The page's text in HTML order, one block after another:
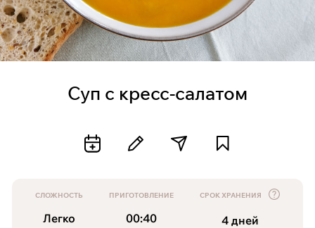
Суп с кресс-салатом
СЛОЖНОСТЬ
Легко
ПРИГОТОВЛЕНИЕ
00:40
СРОК ХРАНЕНИЯ
4 дней